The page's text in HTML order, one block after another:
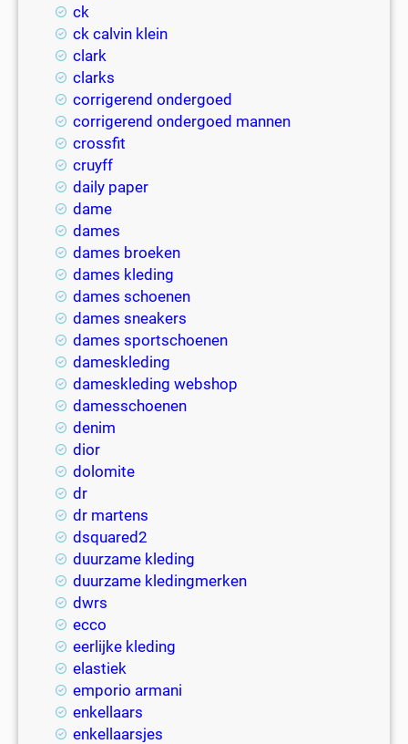
ck
ck calvin klein
clark
clarks
corrigerend ondergoed
corrigerend ondergoed mannen
crossfit
cruyff
daily paper
dame
dames
dames broeken
dames kleding
dames schoenen
dames sneakers
dames sportschoenen
dameskleding
dameskleding webshop
damesschoenen
denim
dior
dolomite
dr
dr martens
dsquared2
duurzame kleding
duurzame kledingmerken
dwrs
ecco
eerlijke kleding
elastiek
emporio armani
enkellaars
enkellaarsjes